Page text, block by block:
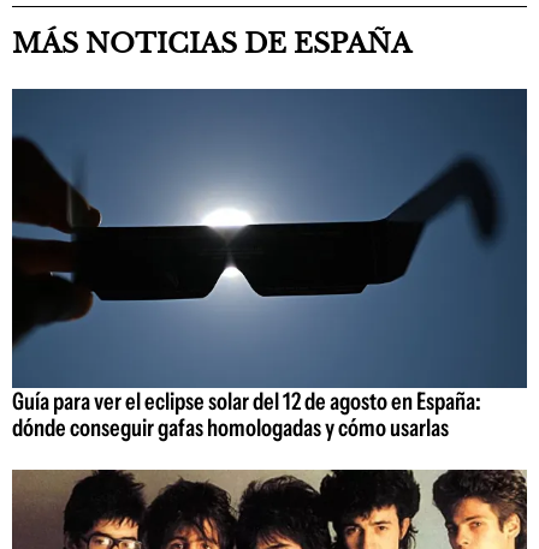
MÁS NOTICIAS DE ESPAÑA
Guía para ver el eclipse solar del 12 de agosto en España:
dónde conseguir gafas homologadas y cómo usarlas